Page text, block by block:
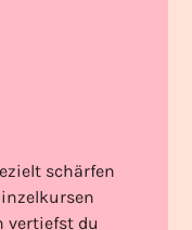
schärfen
vertiefst du